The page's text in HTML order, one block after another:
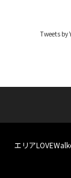
Tweets by
エリア